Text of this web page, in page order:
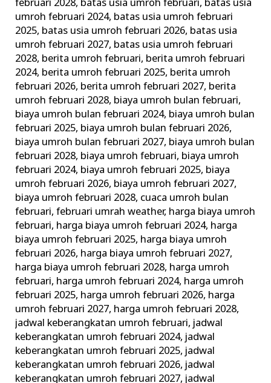
februari 2028, batas usia umroh februari, batas usia
umroh februari 2024, batas usia umroh februari
2025, batas usia umroh februari 2026, batas usia
umroh februari 2027, batas usia umroh februari
2028, berita umroh februari, berita umroh februari
2024, berita umroh februari 2025, berita umroh
februari 2026, berita umroh februari 2027, berita
umroh februari 2028, biaya umroh bulan februari,
biaya umroh bulan februari 2024, biaya umroh bulan
februari 2025, biaya umroh bulan februari 2026,
biaya umroh bulan februari 2027, biaya umroh bulan
februari 2028, biaya umroh februari, biaya umroh
februari 2024, biaya umroh februari 2025, biaya
umroh februari 2026, biaya umroh februari 2027,
biaya umroh februari 2028, cuaca umroh bulan
februari,februari umrah weather, harga biaya umroh
februari, harga biaya umroh februari 2024, harga
biaya umroh februari 2025, harga biaya umroh
februari 2026, harga biaya umroh februari 2027,
harga biaya umroh februari 2028, harga umroh
februari, harga umroh februari 2024, harga umroh
februari 2025, harga umroh februari 2026, harga
umroh februari 2027, harga umroh februari 2028,
jadwal keberangkatan umroh februari, jadwal
keberangkatan umroh februari 2024, jadwal
keberangkatan umroh februari 2025, jadwal
keberangkatan umroh februari 2026, jadwal
keberangkatan umroh februari 2027, jadwal